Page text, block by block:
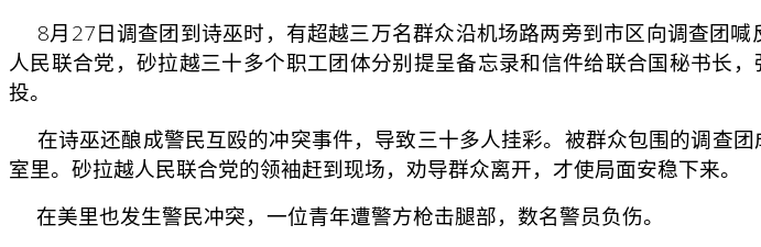
8月27日调查团到诗巫时，有超越三万名群众沿机场路两旁到市区向调查团
人民联合党，砂拉越三十多个职工团体分别提呈备忘录和信件给联合国秘书长
投。
在诗巫还酿成警民互殴的冲突事件，导致三十多人挂彩。被群众包围的调查
室里。砂拉越人民联合党的领袖赶到现场，劝导群众离开，才使局面安稳下来。
在美里也发生警民冲突，一位青年遭警方枪击腿部，数名警员负伤。